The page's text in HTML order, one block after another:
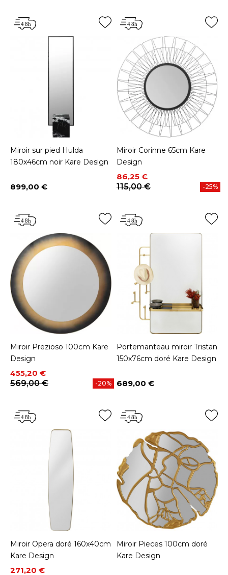
Miroir sur pied Hulda
180x46cm noir Kare Design
Prix
899,00 €
Miroir Corinne 65cm Kare
Design
Prix
86,25 €
Prix de base
115,00 €
-25%
Miroir Prezioso 100cm Kare
Design
Prix
455,20 €
Prix de base
569,00 €
-20%
Portemanteau miroir Tristan
150x76cm doré Kare Design
Prix
689,00 €
Miroir Opera doré 160x40cm
Kare Design
Prix
271,20 €
Prix de base
Miroir Pieces 100cm doré
Kare Design